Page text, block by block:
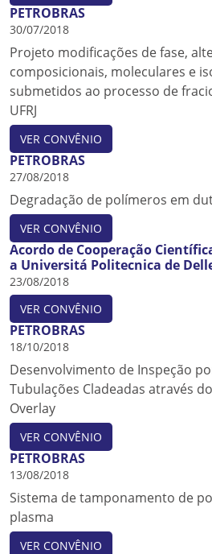
PETROBRAS
30/07/2018
Projeto modificações de fase,
composicionais, moleculares e
submetidos ao processo de
UFRJ
VER CONVÊNIO
PETROBRAS
27/08/2018
Degradação de polímeros em
VER CONVÊNIO
Acordo de Cooperação
a Universitá Politecnica de
23/08/2018
VER CONVÊNIO
PETROBRAS
18/10/2018
Desenvolvimento de Inspeção
Tubulações Cladeadas através
Overlay
VER CONVÊNIO
PETROBRAS
13/08/2018
Sistema de tamponamento de
plasma
VER CONVÊNIO